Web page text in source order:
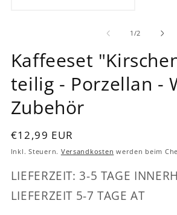
öffnen
1 /von
2
Kaffeeset
teilig - Porzellan -
Zubehör
Normaler
Preis
€12,99 EUR
Inkl. Steuern. Versandkosten werden beim
LIEFERZEIT: 3-5 TAGE
LIEFERZEIT 5-7 TAGE AT